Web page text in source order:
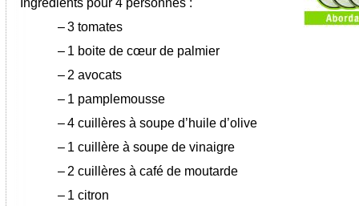
Ingrédients pour 4 personnes :
–3 tomates
– 1 boite de cœur de palmier
– 2 avocats
– 1 pamplemousse
–4 cuillères à soupe d’huile d’olive
– 1 cuillère à soupe de vinaigre
– 2 cuillères à café de moutarde
– 1 citron